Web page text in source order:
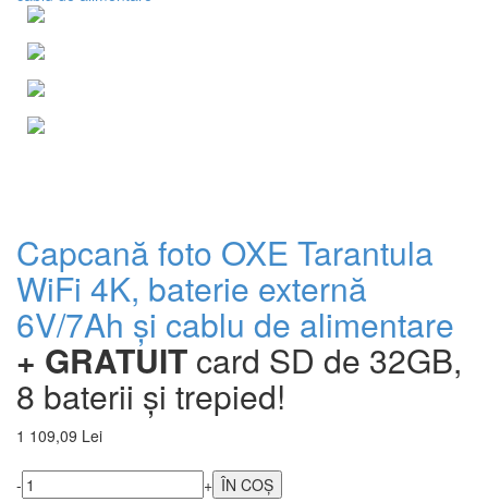
Capcană foto OXE Tarantula
WiFi 4K, baterie externă
6V/7Ah și cablu de alimentare
+ GRATUIT card SD de 32GB,
8 baterii și trepied!
1 109,09 Lei
-
+